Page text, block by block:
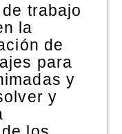
trabajo
la
de
para
y
y